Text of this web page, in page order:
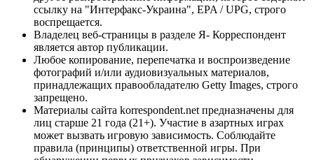
ссылку на "Интерфакс-Украина", EPA / UPG, строго
воспрещается.
Владелец веб-страницы в разделе Я- Корреспондент
является автор публикации.
Любое копирование, перепечатка и воспроизведение
фотографий и/или аудиовизуальных материалов,
принадлежащих правообладателю Getty Images, строго
запрещено.
Материалы сайта korrespondent.net предназначены для
лиц старше 21 года (21+). Участие в азартных играх
может вызвать игровую зависимость. Соблюдайте
правила (принципы) ответственной игры. При